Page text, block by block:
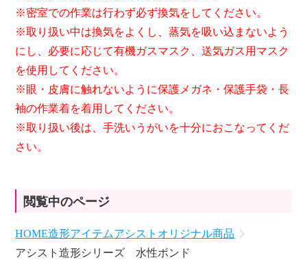
※密室での作業は行わず必ず換気をしてください。
※取り扱い中は換気をよくし、蒸気を吸い込まないよう
にし、必要に応じて有機ガスマスク、送気ガス用マスク
を使用してください。
※眼・皮膚に触れないように保護メガネ・保護手袋・長
袖の作業着を着用してください。
※取り扱い後は、手洗いうがいを十分におこなってくだ
さい。
閲覧中のページ
HOME造形アイテムアシストオリジナル商品
アシスト造形シリーズ 水性ボンド